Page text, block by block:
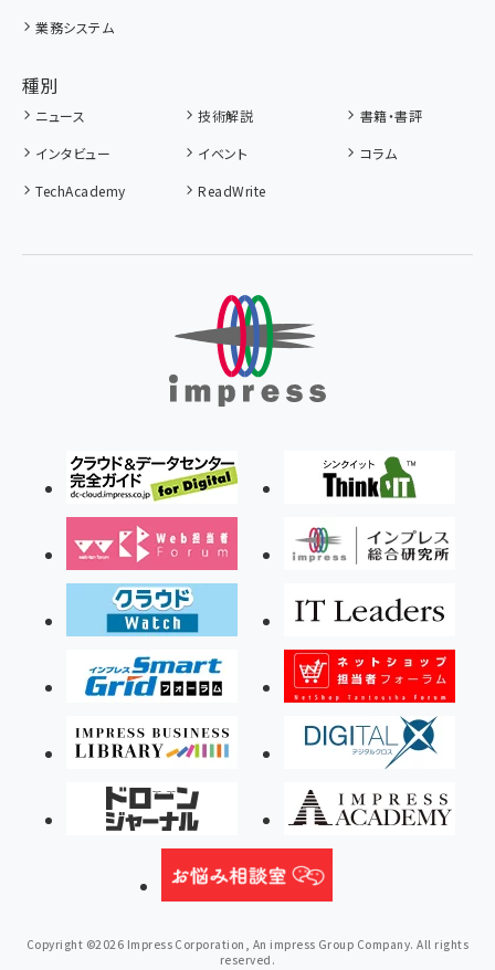
業務システム
種別
ニュース 技術解説
書籍・書評
インタビュー
イベント
コラム
TechAcademy
ReadWrite
Copyright ©2026 Impress Corporation, An impress Group Company. All rights
reserved.